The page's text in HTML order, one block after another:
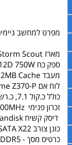
מפרט למחשב גיימינג,
מארז CoolerMaster Cm Storm Scout
ספק כח SEA SONIC M12D 750W
מעבד Intel® Core i7-8700 3.2GHz Coffee Lake Six Core | 12MB Cache
לוח אם Prime Z370-P צ'יפסט Z370 Asus
כולל כ.קול 7.1, כ.רשת 10/100/1000
זכרון פנימי Kingston 16GB DDR4 2400MHz
דיסק קשיח Plus 480GB SSD Sandisk
כונן צורב DVD - LG SATA X22
כרטיס מסך - Asus Nvidia GeForce GTX1060 Dual OC 6GB GDDR5 כולל יציאות DVI / HDMI x2 / DP x2